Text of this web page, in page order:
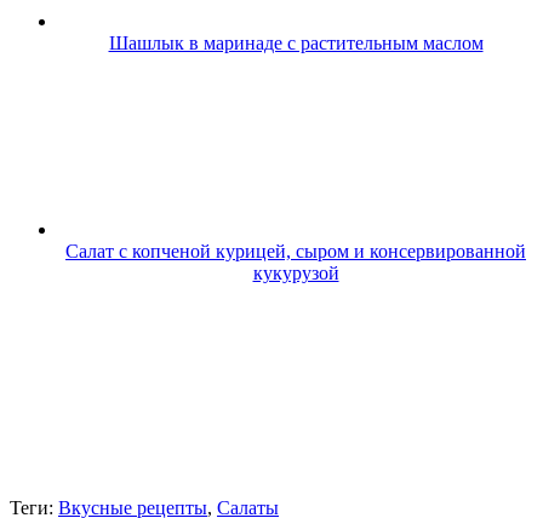
Шашлык в маринаде с растительным маслом
Салат с копченой курицей, сыром и консервированной
кукурузой
Теги: Вкусные рецепты, Салаты